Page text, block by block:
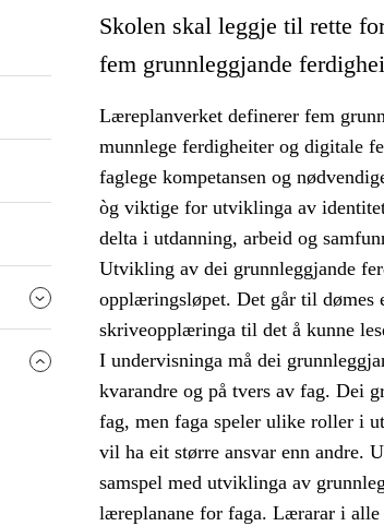
Skolen skal leggje til rette
fem grunnleggjande
Læreplanverket definerer fem
munnlege ferdigheiter og digitale
faglege kompetansen og
òg viktige for utviklinga av
delta i utdanning, arbeid og
Utvikling av dei grunnleggjande
opplæringsløpet. Det går til dømes
skriveopplæringa til det å kunne
I undervisninga må dei
kvarandre og på tvers av fag. Dei
fag, men faga speler ulike roller i
vil ha eit større ansvar enn andre.
samspel med utviklinga av
læreplanane for faga. Lærarar i alle